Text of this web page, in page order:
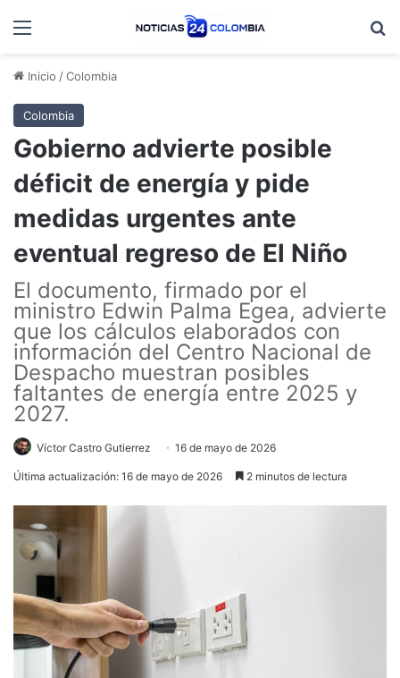
Menú
Inicio /Colombia
Colombia
Gobierno advierte posible
déficit de energía y pide
medidas urgentes ante
eventual regreso de El Niño
El documento, firmado por el
ministro Edwin Palma Egea, advierte
que los cálculos elaborados con
información del Centro Nacional de
Despacho muestran posibles
faltantes de energía entre 2025 y
2027.
Víctor Castro Gutierrez 16 de mayo de 2026
Última actualización: 16 de mayo de 2026 2 minutos de lectura